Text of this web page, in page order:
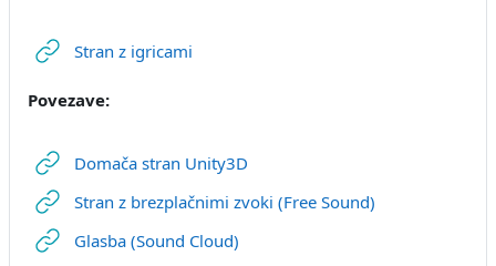
Stran z igricamiURL
Povezave:
Domača stran Unity3DURL
Stran z brezplačnimi zvoki (Free Sound)URL
Glasba (Sound Cloud)URL